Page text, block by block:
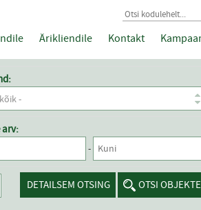
Ärikliendile Kontakt
-
arv:
-
DETAILSEM OTSING OTSI OBJEKTE